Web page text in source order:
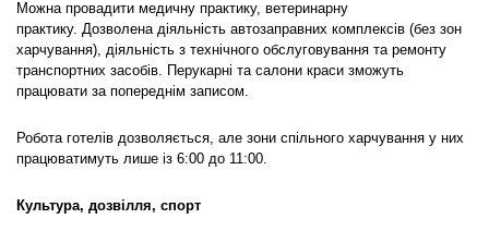
Можна провадити медичну практику, ветеринарну
практику. Дозволена діяльність автозаправних комплексів (без зон
харчування), діяльність з технічного обслуговування та ремонту
транспортних засобів. Перукарні та салони краси зможуть
працювати за попереднім записом.
Робота готелів дозволяється, але зони спільного харчування у них
працюватимуть лише із 6:00 до 11:00.
Культура, дозвілля, спорт